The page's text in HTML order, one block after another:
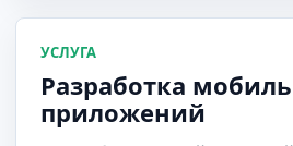
УСЛУГА
Разработка
приложений